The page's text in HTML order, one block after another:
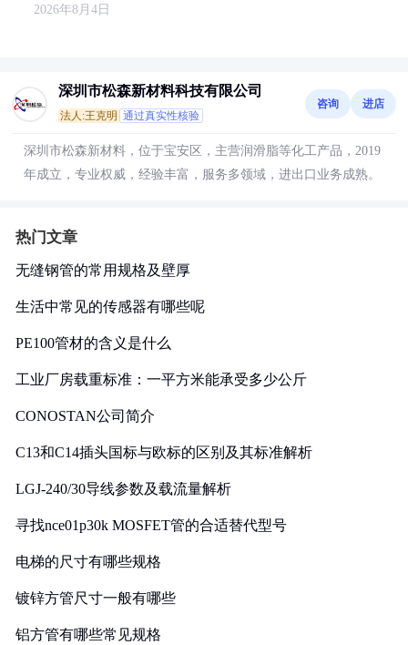
2026年8月4日
深圳市松森新材料科技有限公司
法人:王克明 通过真实性核验
咨询 进店
深圳市松森新材料，位于宝安区，主营润滑脂等化工产品，2019
年成立，专业权威，经验丰富，服务多领域，进出口业务成熟。
热门文章
无缝钢管的常用规格及壁厚
生活中常见的传感器有哪些呢
PE100管材的含义是什么
工业厂房载重标准：一平方米能承受多少公斤
CONOSTAN公司简介
C13和C14插头国标与欧标的区别及其标准解析
LGJ-240/30导线参数及载流量解析
寻找nce01p30k MOSFET管的合适替代型号
电梯的尺寸有哪些规格
镀锌方管尺寸一般有哪些
铝方管有哪些常见规格